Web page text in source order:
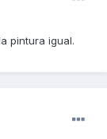
pintura igual.